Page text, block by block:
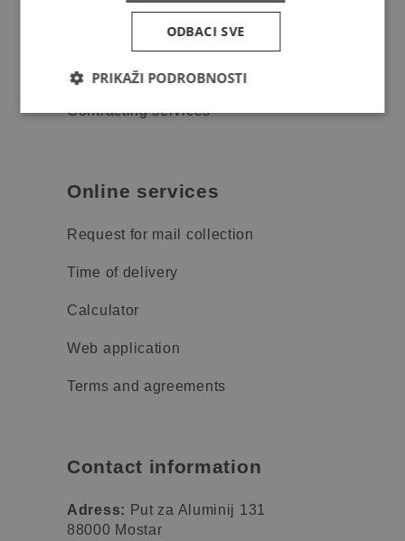
Aditional services
Packaging
Contracting services
Online services
Request for mail collection
Time of delivery
Calculator
Web application
Terms and agreements
Contact information
Adress: Put za Aluminij 131
88000 Mostar
ODBACI SVE
PRIKAŽI PODROBNOSTI